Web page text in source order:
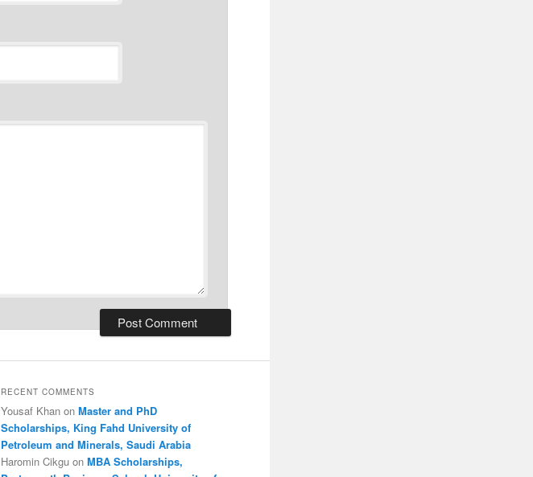
RECENT COMMENTS
Yousaf Khan on Master and PhD
Scholarships, King Fahd University of
Petroleum and Minerals, Saudi Arabia
Haromin Cikgu on MBA Scholarships,